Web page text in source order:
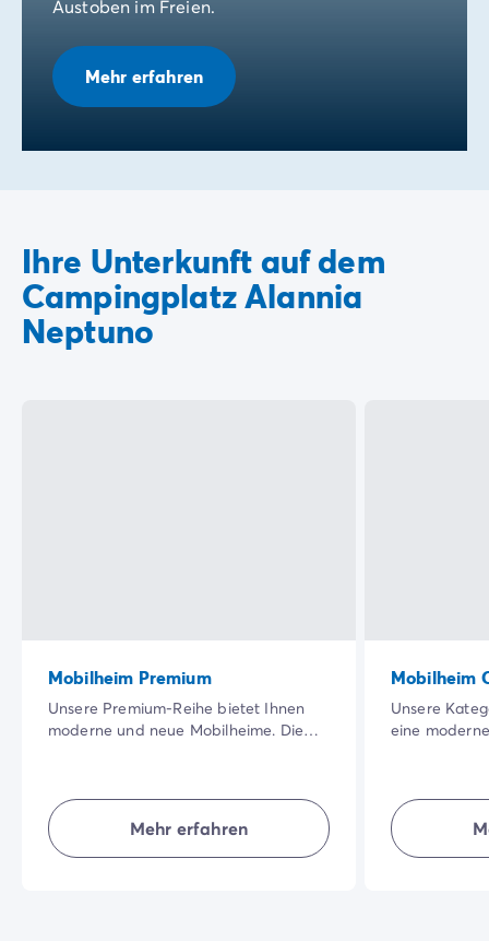
Austoben im Freien.
Mehr erfahren
Ihre Unterkunft auf dem
Campingplatz Alannia
Neptuno
Mobilheim Premium
Unsere Premium-Reihe bietet Ihnen
moderne und neue Mobilheime. Die
Qualität der Innenausstattung werden
Ihren Urlaub noch angenehmer
machen.
Mehr erfahren
Mobilheim
Unsere
eine
Unterkünfte
für einen